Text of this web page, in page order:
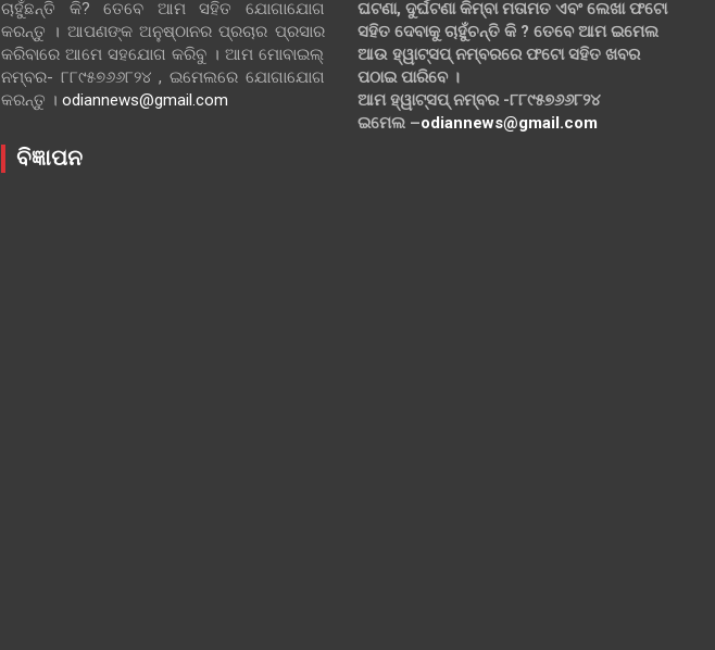
ଚାହୁଁଛନ୍ତି କି? ତେବେ ଆମ ସହିତ ଯୋଗାଯୋଗ
କରନ୍ତୁ । ଆପଣଙ୍କ ଅନୁଷ୍ଠାନର ପ୍ରଚାର ପ୍ରସାର
କରିବାରେ ଆମେ ସହଯୋଗ କରିବୁ । ଆମ ମୋବାଇଲ୍
ନମ୍ବର- ୮୮୯୫୭୬୬୮୨୪ , ଇମେଲରେ ଯୋଗାଯୋଗ
କରନ୍ତୁ । odiannews@gmail.com
ବିଜ୍ଞାପନ
ଘଟଣା, ଦୁର୍ଘଟଣା କିମ୍ବା ମତାମତ ଏବଂ ଲେଖା ଫଟୋ
ସହିତ ଦେବାକୁ ଚାହୁଁଚନ୍ତି କି ? ତେବେ ଆମ ଇମେଲ
ଆଉ ହ୍ୱାଟ୍‌ସପ୍ ନମ୍ବରରେ ଫଟୋ ସହିତ ଖବର
ପଠାଇ ପାରିବେ ।
ଆମ ହ୍ୱାଟ୍‌ସପ୍ ନମ୍ବର -୮୮୯୫୭୬୬୮୨୪
ଇମେଲ –odiannews@gmail.com